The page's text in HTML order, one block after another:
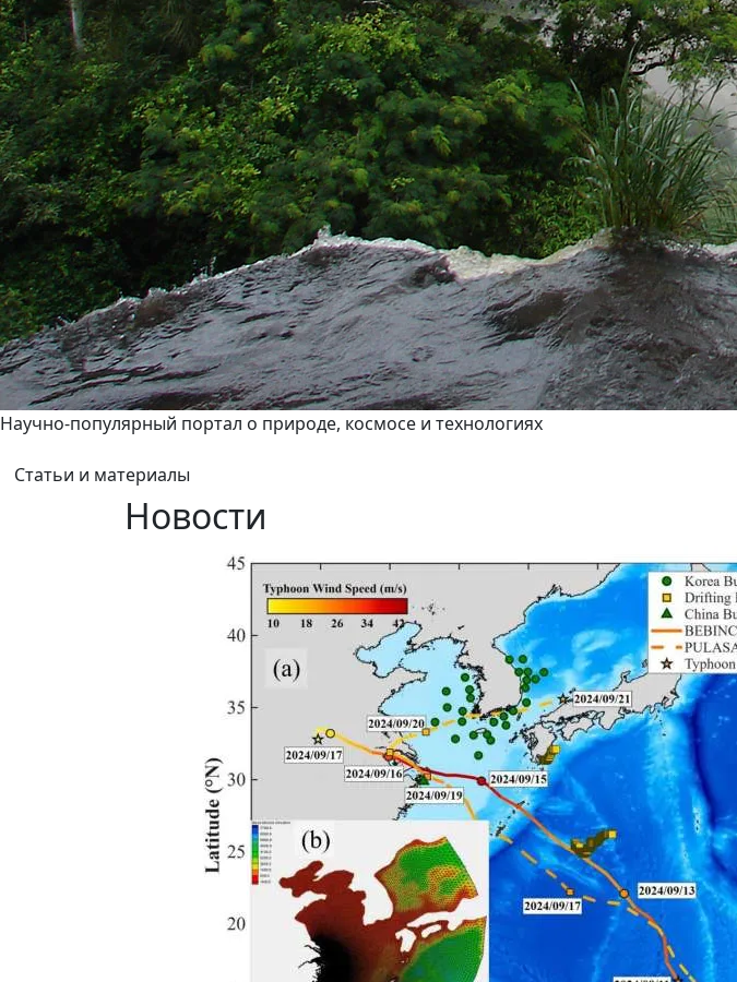
Научно-популярный портал о природе, космосе и технологиях
Статьи и материалы
Новости